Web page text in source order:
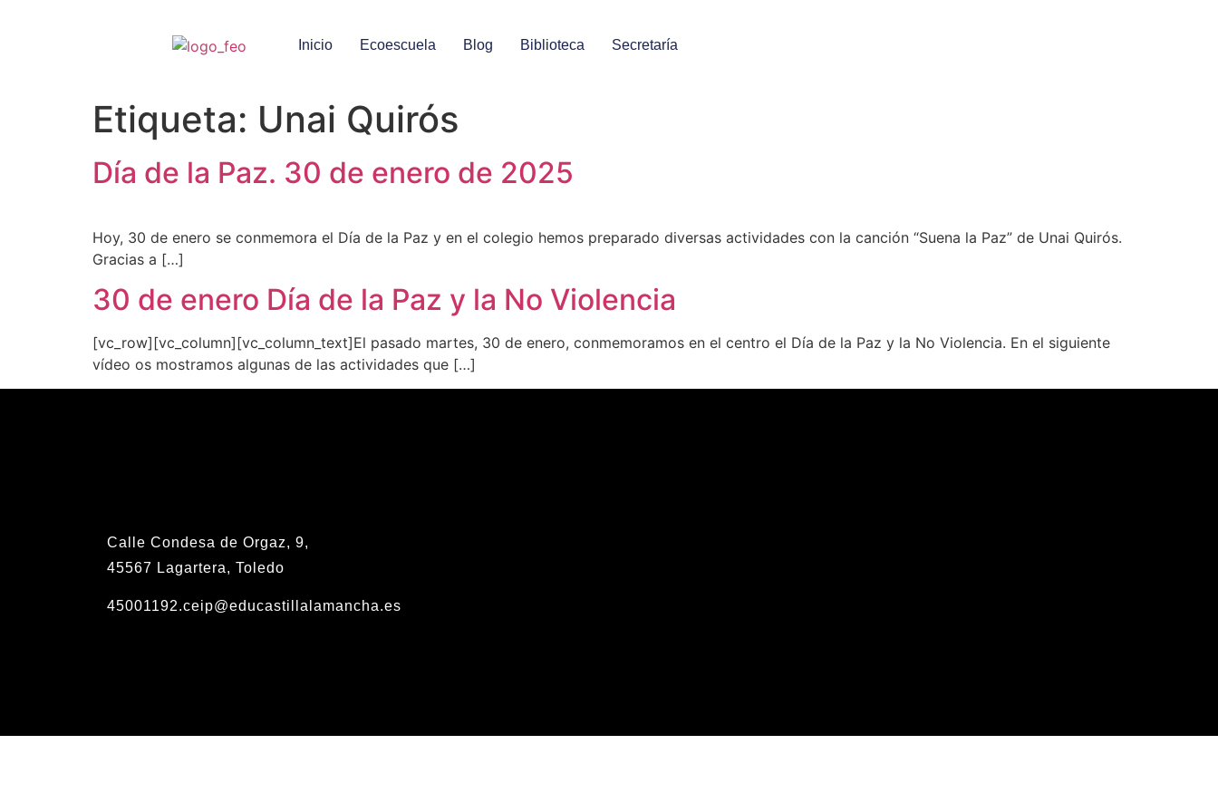
Inicio Ecoescuela Blog Biblioteca Secretaría
Etiqueta: Unai Quirós
Día de la Paz. 30 de enero de 2025
Hoy, 30 de enero se conmemora el Día de la Paz y en el colegio hemos preparado diversas actividades con la canción “Suena la Paz” de Unai Quirós.
Gracias a […]
30 de enero Día de la Paz y la No Violencia
[vc_row][vc_column][vc_column_text]El pasado martes, 30 de enero, conmemoramos en el centro el Día de la Paz y la No Violencia. En el siguiente
vídeo os mostramos algunas de las actividades que […]
Calle Condesa de Orgaz, 9,
45567 Lagartera, Toledo
45001192.ceip@educastillalamancha.es